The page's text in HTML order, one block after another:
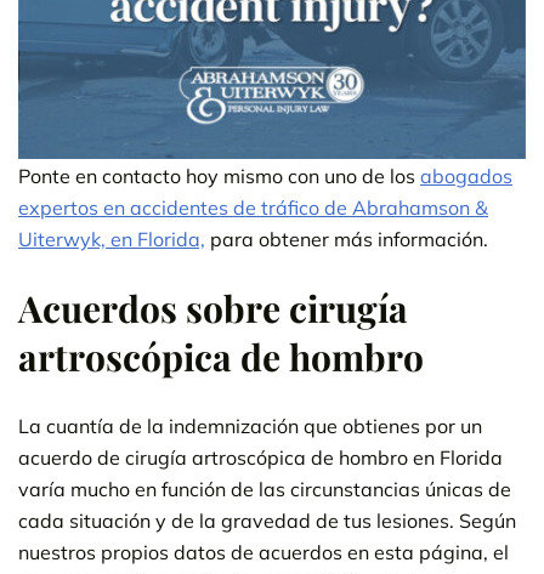
Ponte en contacto hoy mismo con uno de los abogados
expertos en accidentes de tráfico de Abrahamson &
Uiterwyk, en Florida, para obtener más información.
Acuerdos sobre cirugía
artroscópica de hombro
La cuantía de la indemnización que obtienes por un
acuerdo de cirugía artroscópica de hombro en Florida
varía mucho en función de las circunstancias únicas de
cada situación y de la gravedad de tus lesiones. Según
nuestros propios datos de acuerdos en esta página, el